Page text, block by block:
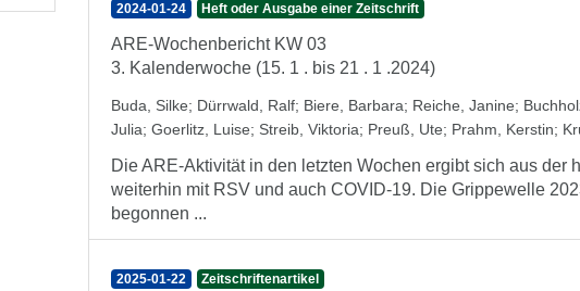
2024-01-24 Heft oder Ausgabe einer Zeitschrift
ARE-Wochenbericht KW 03
3. Kalenderwoche (15. 1 . bis 21 . 1 .2024)
Buda, Silke; Dürrwald, Ralf; Biere, Barbara; Reiche, Janine;
Julia; Goerlitz, Luise; Streib, Viktoria; Preuß, Ute; Prahm, Kerstin;
Die ARE-Aktivität in den letzten Wochen ergibt sich aus
weiterhin mit RSV und auch COVID-19. Die Grippewelle
begonnen ...
2025-01-22 Zeitschriftenartikel